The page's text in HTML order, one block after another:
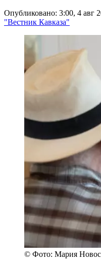
Опубликовано: 3:00, 4 авг
"Вестник Кавказа"
© Фото: Мария